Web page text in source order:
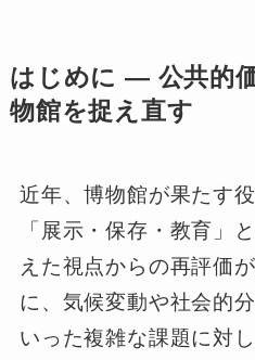
はじめに ― 公共的
物館を捉え直す
近年、博物館が果たす
「展示・保存・教育」
えた視点からの再評価
に、気候変動や社会的
いった複雑な課題に対